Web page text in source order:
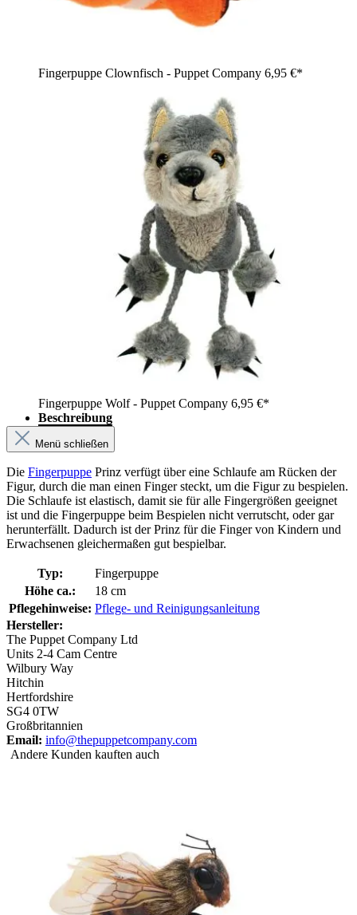
Fingerpuppe Clownfisch - Puppet Company 6,95 €*
Fingerpuppe Wolf - Puppet Company 6,95 €*
Beschreibung
Menü schließen
Die Fingerpuppe Prinz verfügt über eine Schlaufe am Rücken der
Figur, durch die man einen Finger steckt, um die Figur zu bespielen.
Die Schlaufe ist elastisch, damit sie für alle Fingergrößen geeignet
ist und die Fingerpuppe beim Bespielen nicht verrutscht, oder gar
herunterfällt. Dadurch ist der Prinz für die Finger von Kindern und
Erwachsenen gleichermaßen gut bespielbar.
Typ:
Fingerpuppe
Höhe ca.:
18 cm
Pflegehinweise: Pflege- und Reinigungsanleitung
Hersteller:
The Puppet Company Ltd
Units 2-4 Cam Centre
Wilbury Way
Hitchin
Hertfordshire
SG4 0TW
Großbritannien
Email: info@thepuppetcompany.com
Andere Kunden kauften auch